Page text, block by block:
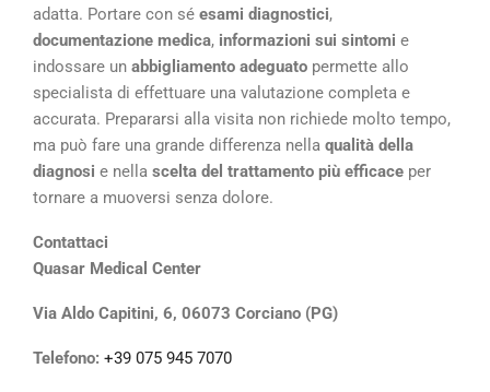
adatta. Portare con sé esami diagnostici,
documentazione medica, informazioni sui sintomi e
indossare un abbigliamento adeguato permette allo
specialista di effettuare una valutazione completa e
accurata. Prepararsi alla visita non richiede molto tempo,
ma può fare una grande differenza nella qualità della
diagnosi e nella scelta del trattamento più efficace per
tornare a muoversi senza dolore.
Contattaci
Quasar Medical Center
Via Aldo Capitini, 6, 06073 Corciano (PG)
Telefono: +39 075 945 7070